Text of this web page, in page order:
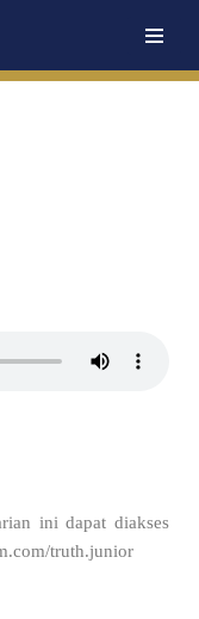
ini dapat diakses
truth.junior